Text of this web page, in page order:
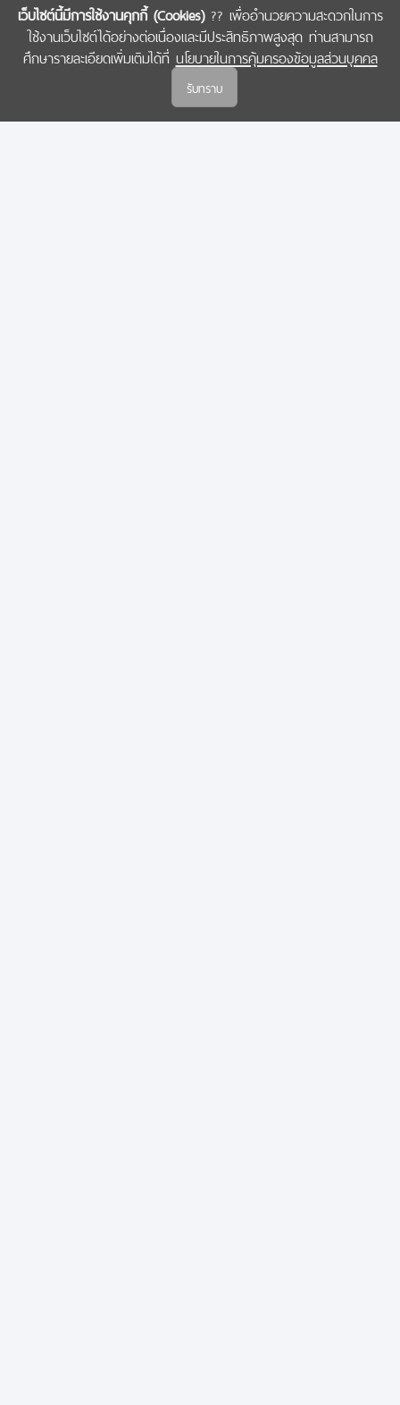
เว็บไซต์นี้มีการใช้งานคุกกี้ (Cookies)?? เพื่ออำนวยความสะดวกในการ
ใช้งานเว็บไซต์ได้อย่างต่อเนื่องและมีประสิทธิภาพสูงสุด ท่านสามารถ
ศึกษารายละเอียดเพิ่มเติมได้ที่ นโยบายในการคุ้มครองข้อมูลส่วนบุคคล
รับทราบ
COPYRIGHT © 2022 สำนักงานคณะกรรมการส่งเสริมวิทยาศาสตร์ วิจัยและนวัตกรรม
(สกสว.)
นโยบายในการคุ้มครองข้อมูลส่วนบุคคล